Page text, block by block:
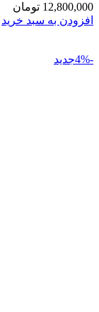
12,800,000 تومان
افزودن به سبد خرید
-4%جدید